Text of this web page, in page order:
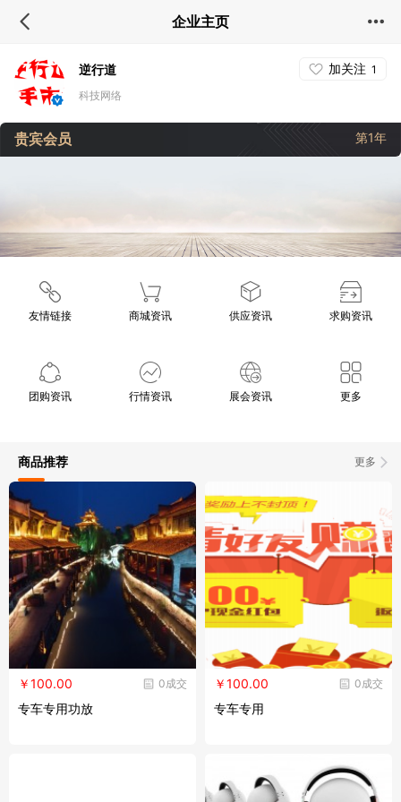
企业主页
逆行道 加关注 1
科技网络
贵宾会员 第1年
友情链接 商城资讯 供应资讯 求购资讯
团购资讯 行情资讯 展会资讯 更多
更多
商品推荐
0成交
￥100.00
专车专用功放
0成交
￥100.00
专车专用